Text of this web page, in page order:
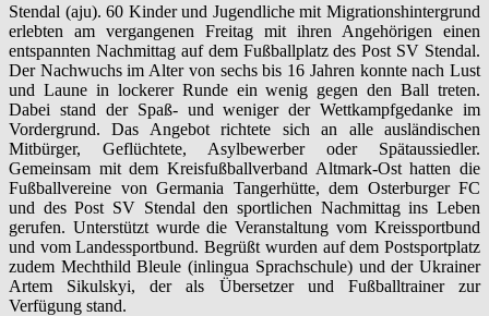
Stendal (aju). 60 Kinder und Jugendliche mit Migrationshintergrund
erlebten am vergangenen Freitag mit ihren Angehörigen einen
entspannten Nachmittag auf dem Fußballplatz des Post SV Stendal.
Der Nachwuchs im Alter von sechs bis 16 Jahren konnte nach Lust
und Laune in lockerer Runde ein wenig gegen den Ball treten.
Dabei stand der Spaß- und weniger der Wettkampfgedanke im
Vordergrund. Das Angebot richtete sich an alle ausländischen
Mitbürger, Geflüchtete, Asylbewerber oder Spätaussiedler.
Gemeinsam mit dem Kreisfußballverband Altmark-Ost hatten die
Fußballvereine von Germania Tangerhütte, dem Osterburger FC
und des Post SV Stendal den sportlichen Nachmittag ins Leben
gerufen. Unterstützt wurde die Veranstaltung vom Kreissportbund
und vom Landessportbund. Begrüßt wurden auf dem Postsportplatz
zudem Mechthild Bleule (inlingua Sprachschule) und der Ukrainer
Artem Sikulskyi, der als Übersetzer und Fußballtrainer zur
Verfügung stand.